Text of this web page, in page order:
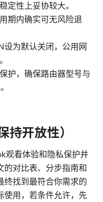
定性上妥协较大。
期内确实可无风险退
为默认关闭，公用网
护，确保路由器型号与
持开放性）
观看体验和隐私保护并
的对比表、分步指南和
终找到最符合你需求的
使用，若条件允许，先